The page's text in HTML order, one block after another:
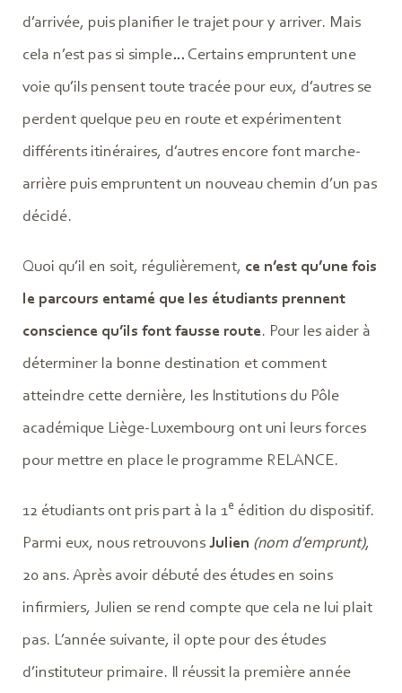
d’arrivée, puis planifier le trajet pour y arriver. Mais
cela n’est pas si simple… Certains empruntent une
voie qu’ils pensent toute tracée pour eux, d’autres se
perdent quelque peu en route et expérimentent
différents itinéraires, d’autres encore font marche-
arrière puis empruntent un nouveau chemin d’un pas
décidé.
Quoi qu’il en soit, régulièrement, ce n’est qu’une fois
le parcours entamé que les étudiants prennent
conscience qu’ils font fausse route. Pour les aider à
déterminer la bonne destination et comment
atteindre cette dernière, les Institutions du Pôle
académique Liège-Luxembourg ont uni leurs forces
pour mettre en place le programme RELANCE.
12 étudiants ont pris part à la 1e édition du dispositif.
Parmi eux, nous retrouvons Julien (nom d’emprunt),
20 ans. Après avoir débuté des études en soins
infirmiers, Julien se rend compte que cela ne lui plait
pas. L’année suivante, il opte pour des études
d’instituteur primaire. Il réussit la première année